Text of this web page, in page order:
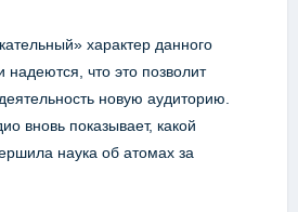
характер данного
надеются, что это позволит
новую аудиторию.
вновь показывает, какой
наука об атомах за